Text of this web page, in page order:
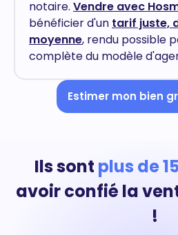
notaire. Vendre avec
bénéficier d'un tarif juste,
moyenne, rendu possible
complète du modèle
Estimer mon bien
Ils sont plus de
avoir confié la
!